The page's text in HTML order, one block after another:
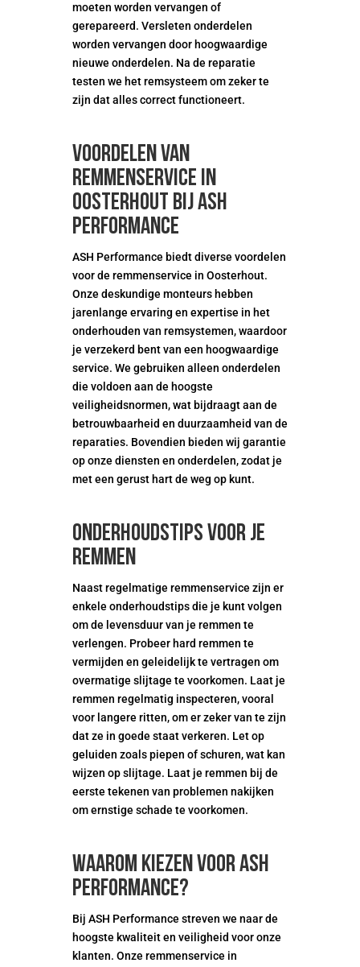
moeten worden vervangen of
gerepareerd. Versleten onderdelen
worden vervangen door hoogwaardige
nieuwe onderdelen. Na de reparatie
testen we het remsysteem om zeker te
zijn dat alles correct functioneert.
Voordelen van
remmenservice in
oosterhout bij ASH
Performance
ASH Performance biedt diverse voordelen
voor de remmenservice in Oosterhout.
Onze deskundige monteurs hebben
jarenlange ervaring en expertise in het
onderhouden van remsystemen, waardoor
je verzekerd bent van een hoogwaardige
service. We gebruiken alleen onderdelen
die voldoen aan de hoogste
veiligheidsnormen, wat bijdraagt aan de
betrouwbaarheid en duurzaamheid van de
reparaties. Bovendien bieden wij garantie
op onze diensten en onderdelen, zodat je
met een gerust hart de weg op kunt.
Onderhoudstips voor je
remmen
Naast regelmatige remmenservice zijn er
enkele onderhoudstips die je kunt volgen
om de levensduur van je remmen te
verlengen. Probeer hard remmen te
vermijden en geleidelijk te vertragen om
overmatige slijtage te voorkomen. Laat je
remmen regelmatig inspecteren, vooral
voor langere ritten, om er zeker van te zijn
dat ze in goede staat verkeren. Let op
geluiden zoals piepen of schuren, wat kan
wijzen op slijtage. Laat je remmen bij de
eerste tekenen van problemen nakijken
om ernstige schade te voorkomen.
Waarom kiezen voor ASH
Performance?
Bij ASH Performance streven we naar de
hoogste kwaliteit en veiligheid voor onze
klanten. Onze remmenservice in